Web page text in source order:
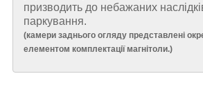
призводить до небажаних
паркування.
(камери заднього огляду представлені
елементом комплектації магнітоли.)